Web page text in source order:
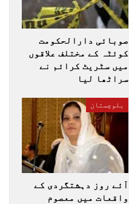
صوبائی دارالحکومت
کوئٹہ کے مختلف علاقوں
میں سٹریٹ کرائم نے
سراٹھا لیا
بلوچستان
آئے روز دہشتگردی کے
واقعات میں معصوم